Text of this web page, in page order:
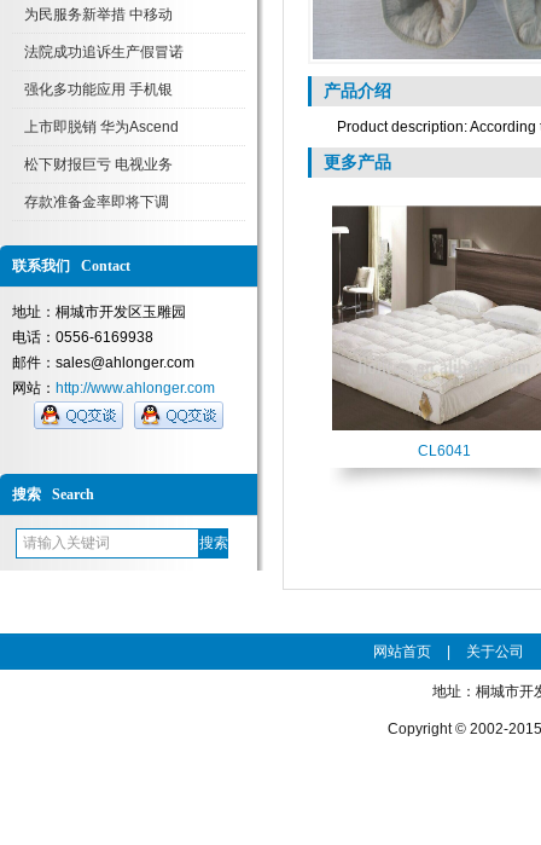
为民服务新举措 中移动
法院成功追诉生产假冒诺
强化多功能应用 手机银
上市即脱销 华为Ascend
松下财报巨亏 电视业务
存款准备金率即将下调
联系我们 Contact
地址：桐城市开发区玉雕园
电话：0556-6169938
邮件：sales@ahlonger.com
网站： http://www.ahlonger.com
搜索 Search
产品介绍
Product description: According
更多产品
CL6041
网站首页 关于公司
地址：桐城市开
Copyright © 2002-